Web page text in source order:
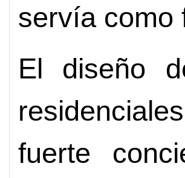
servía como
El diseño
fuerte